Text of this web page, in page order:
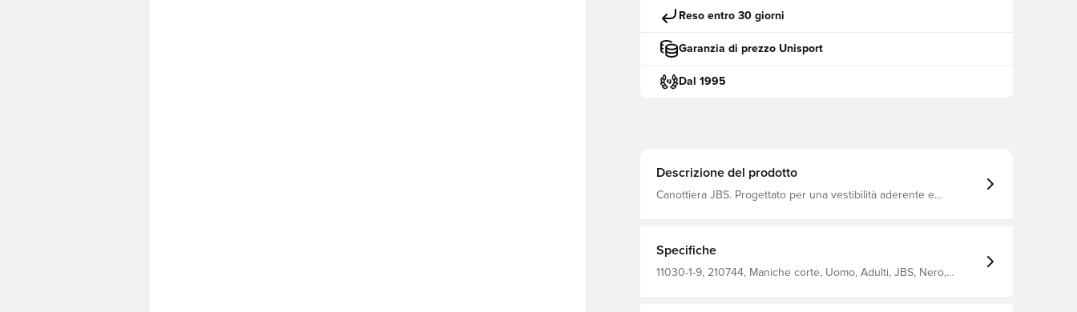
Reso entro 30 giorni
Garanzia di prezzo Unisport
Dal 1995
Descrizione del prodotto
Canottiera JBS. Progettato per una vestibilità aderente e
Specifiche
11030-1-9, 210744, Maniche corte, Uomo, Adulti, JBS, Nero,